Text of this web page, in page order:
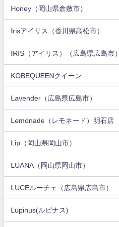
Honey（岡山県倉敷市）
Irisアイリス（香川県高松市）
IRIS（アイリス）（広島県広島市）
KOBEQUEENクイーン
Lavender（広島県広島市）
Lemonade（レモネード）明石店
Lip（岡山県岡山市）
LUANA（岡山県岡山市）
LUCEルーチェ（広島県広島市）
Lupinus(ルピナス)